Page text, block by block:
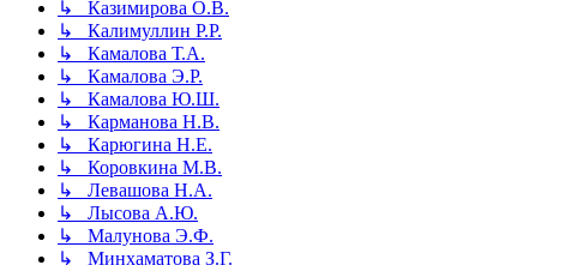
↳ Казимирова О.В.
↳ Калимуллин Р.Р.
↳ Камалова Т.А.
↳ Камалова Э.Р.
↳ Камалова Ю.Ш.
↳ Карманова Н.В.
↳ Карюгина Н.Е.
↳ Коровкина М.В.
↳ Левашова Н.А.
↳ Лысова А.Ю.
↳ Малунова Э.Ф.
↳ Минхаматова З.Г.